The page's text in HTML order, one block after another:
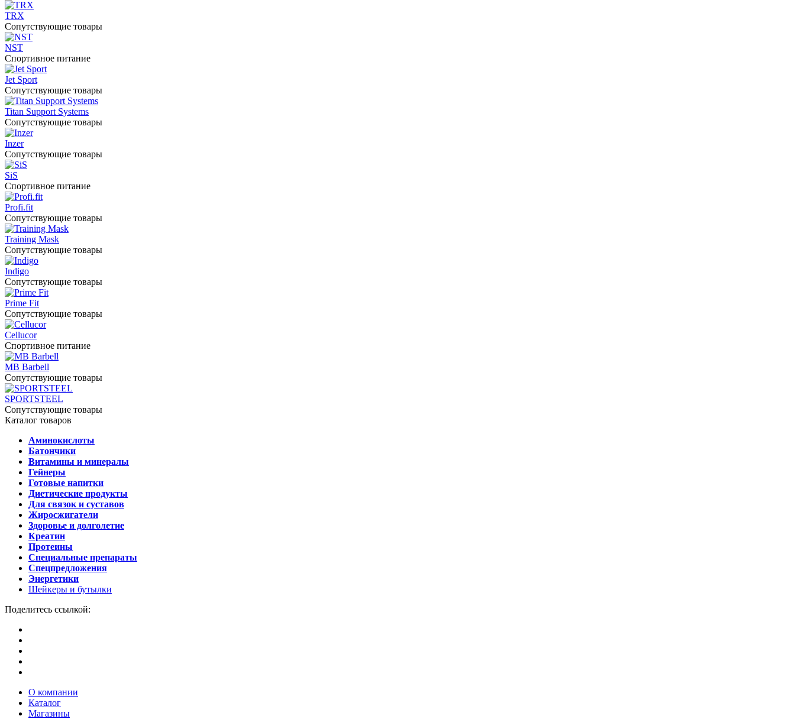
TRX
Сопутствующие товары
NST
Спортивное питание
Jet Sport
Сопутствующие товары
Titan Support Systems
Сопутствующие товары
Inzer
Сопутствующие товары
SiS
Спортивное питание
Profi.fit
Сопутствующие товары
Training Mask
Сопутствующие товары
Indigo
Сопутствующие товары
Prime Fit
Сопутствующие товары
Cellucor
Спортивное питание
MB Barbell
Сопутствующие товары
SPORTSTEEL
Сопутствующие товары
Каталог товаров
Аминокислоты
Батончики
Витамины и минералы
Гейнеры
Готовые напитки
Диетические продукты
Для связок и суставов
Жиросжигатели
Здоровье и долголетие
Креатин
Протеины
Специальные препараты
Спецпредложения
Энергетики
Шейкеры и бутылки
Поделитесь ссылкой:
О компании
Каталог
Магазины